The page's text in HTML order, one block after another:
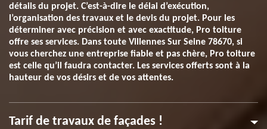
détails du projet. C’est-à-dire le délai d’exécution,
l’organisation des travaux et le devis du projet. Pour les
déterminer avec précision et avec exactitude, Pro toiture
offre ses services. Dans toute Villennes Sur Seine 78670, si
vous cherchez une entreprise fiable et pas chère, Pro toiture
est celle qu’il faudra contacter. Les services offerts sont à la
hauteur de vos désirs et de vos attentes.
Tarif de travaux de façades !